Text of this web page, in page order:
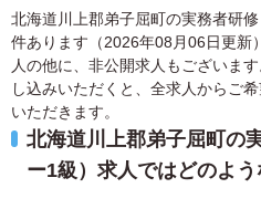
北海道川上郡弟子屈町の実務者研
件あります（2026年08月06日更新
人の他に、非公開求人もございます
し込みいただくと、全求人からご
いただきます。
北海道川上郡弟子屈町の
ー1級）求人ではどのよ